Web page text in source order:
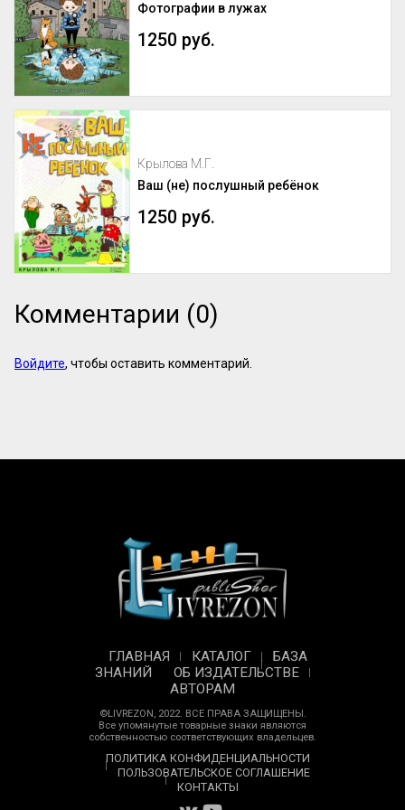
почти всегда отражает суть самой
программы. Если организаторы вложили
силы в качественный курс, они
обязательно напишут об этом конкретно.
Фотографии в лужах
1250 руб.
Крылова М.Г.
Ваш (не) послушный ребёнок
1250 руб.
Комментарии (0)
Войдите, чтобы оставить комментарий.
ГЛАВНАЯ КАТАЛОГ
БАЗА
ЗНАНИЙ
ОБ ИЗДАТЕЛЬСТВЕ
АВТОРАМ
©LIVREZON, 2022. ВСЕ ПРАВА ЗАЩИЩЕНЫ.
Все упомянутые товарные знаки являются
собственностью соответствующих владельцев.
ПОЛИТИКА КОНФИДЕНЦИАЛЬНОСТИ
ПОЛЬЗОВАТЕЛЬСКОЕ СОГЛАШЕНИЕ
КОНТАКТЫ